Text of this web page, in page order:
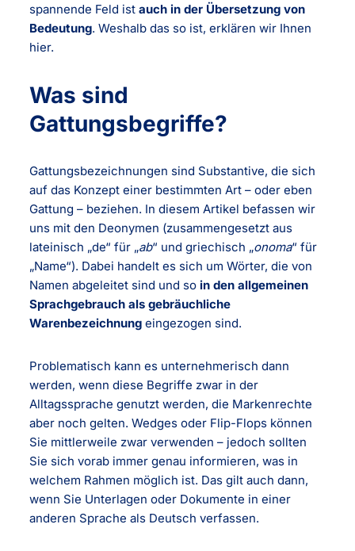
spannende Feld istauch in der Übersetzung von
Bedeutung. Weshalb das so ist, erklären wir Ihnen
hier.
Was sind
Gattungsbegriffe?
Gattungsbezeichnungen sind Substantive, die sich
auf das Konzept einer bestimmten Art – oder eben
Gattung – beziehen. In diesem Artikel befassen wir
uns mit den Deonymen (zusammengesetzt aus
lateinisch „de“ für „ab“ und griechisch „onoma“ für
„Name“). Dabei handelt es sich um Wörter, die von
Namen abgeleitet sind und soin den allgemeinen
Sprachgebrauch als gebräuchliche
Warenbezeichnung eingezogen sind.
Problematisch kann es unternehmerisch dann
werden, wenn diese Begriffe zwar in der
Alltagssprache genutzt werden, die Markenrechte
aber noch gelten. Wedges oder Flip-Flops können
Sie mittlerweile zwar verwenden – jedoch sollten
Sie sich vorab immer genau informieren, was in
welchem Rahmen möglich ist. Das gilt auch dann,
wenn Sie Unterlagen oder Dokumente in einer
anderen Sprache als Deutsch verfassen.